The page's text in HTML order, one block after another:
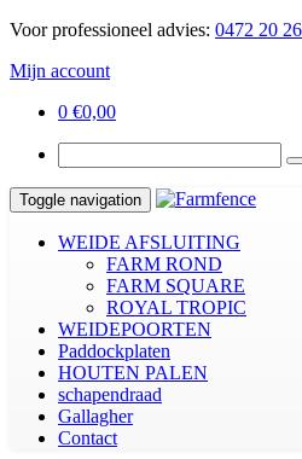
Voor professioneel advies: 0472 20
Mijn account
0 €0,00
Toggle navigation
WEIDE AFSLUITING
FARM ROND
FARM SQUARE
ROYAL TROPIC
WEIDEPOORTEN
Paddockplaten
HOUTEN PALEN
schapendraad
Gallagher
Contact